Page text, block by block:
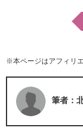
※本ページはアフィリ
筆者：